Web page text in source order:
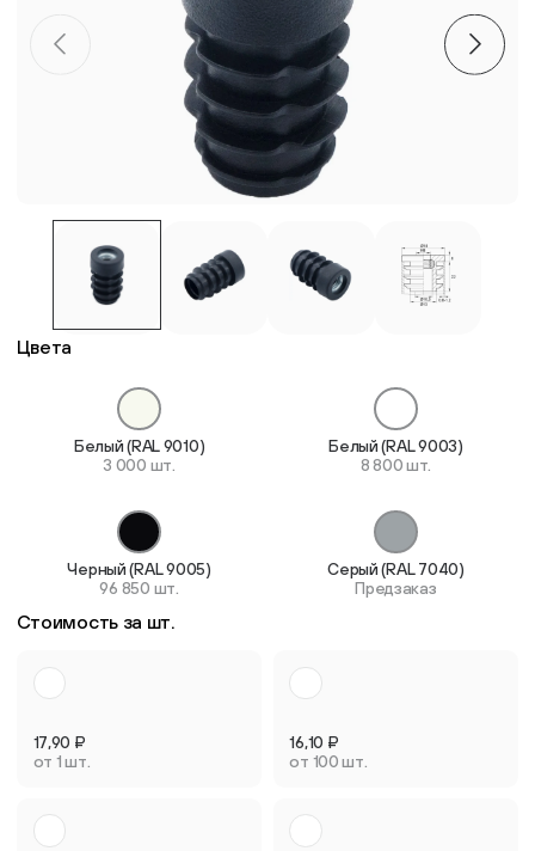
Цвета
Белый (RAL 9010)
3 000 шт.
Белый (RAL 9003)
8 800 шт.
Черный (RAL 9005)
96 850 шт.
Серый (RAL 7040)
Предзаказ
Стоимость за шт.
17,90 ₽
от 1 шт.
16,10 ₽
от 100 шт.
Пластиковые столешницы для школьных парт
Комплектующие для мебели
Система выравнивания плитки
Дюбель